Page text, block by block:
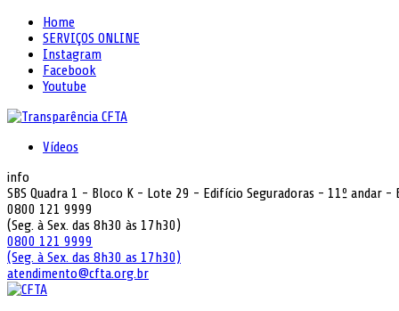
Home
SERVIÇOS ONLINE
Instagram
Facebook
Youtube
Vídeos
info
SBS Quadra 1 - Bloco K - Lote 29 - Edifício Seguradoras - 11º andar
0800 121 9999
(Seg. à Sex. das 8h30 às 17h30)
0800 121 9999
(Seg. à Sex. das 8h30 as 17h30)
atendimento@cfta.org.br